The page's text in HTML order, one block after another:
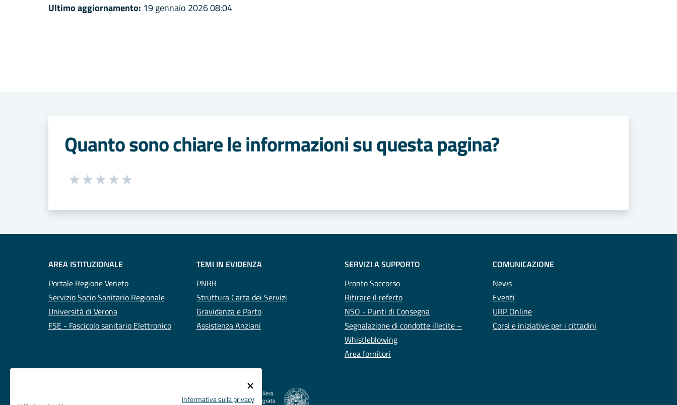
Ultimo aggiornamento: 19 gennaio 2026 08:04
Quanto sono chiare le informazioni su questa pagina?
Seleziona una valutazione da 1 a 5 stelle
AREA ISTITUZIONALE
Portale Regione Veneto
Servizio Socio Sanitario Regionale
Università di Verona
FSE - Fascicolo sanitario Elettronico
TEMI IN EVIDENZA
PNRR
Struttura Carta dei Servizi
Gravidanza e Parto
Assistenza Anziani
SERVIZI A SUPPORTO
Pronto Soccorso
Ritirare il referto
NSO - Punti di Consegna
Segnalazione di condotte illecite –
Whistleblowing
Area fornitori
COMUNICAZIONE
News
Eventi
URP Online
Corsi e iniziative per i cittadini
Informativa sulla privacy